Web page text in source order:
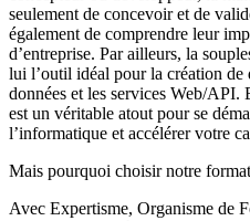
seulement de concevoir et de
également de comprendre leur
d’entreprise. Par ailleurs, la
lui l’outil idéal pour la création de
données et les services Web/API.
est un véritable atout pour se
l’informatique et accélérer votre
Mais pourquoi choisir notre
Avec Expertisme, Organisme de